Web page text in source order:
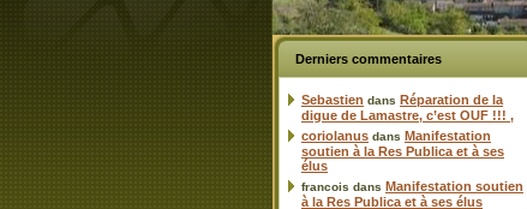
Derniers commentaires
Sebastien dans Réparation de la
digue de Lamastre, c’est OUF !!! ,
coriolanus dans Manifestation
soutien à la Res Publica et à ses
élus
francois dans Manifestation soutien
à la Res Publica et à ses élus